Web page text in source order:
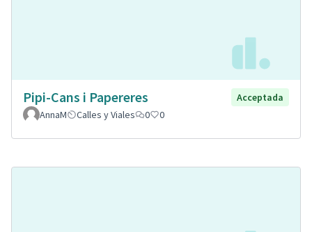
Pipi-Cans i Papereres
Acceptada
AnnaM
Calles y Viales 0 0